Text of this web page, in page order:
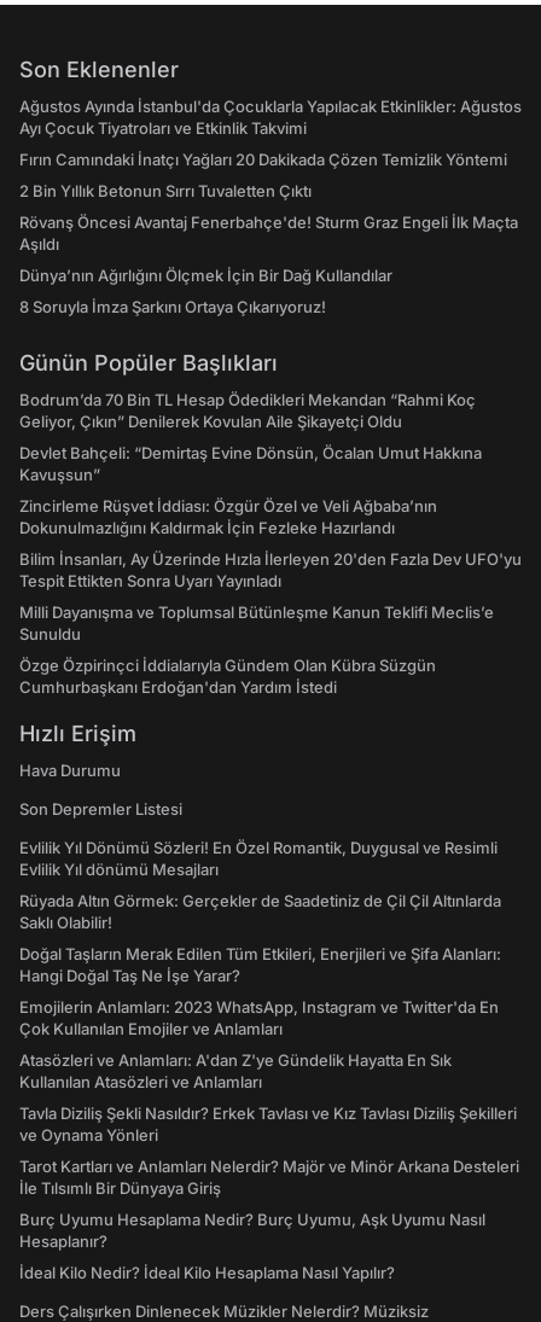
Son Eklenenler
Ağustos Ayında İstanbul'da Çocuklarla Yapılacak Etkinlikler: Ağustos
Ayı Çocuk Tiyatroları ve Etkinlik Takvimi
Fırın Camındaki İnatçı Yağları 20 Dakikada Çözen Temizlik Yöntemi
2 Bin Yıllık Betonun Sırrı Tuvaletten Çıktı
Rövanş Öncesi Avantaj Fenerbahçe'de! Sturm Graz Engeli İlk Maçta
Aşıldı
Dünya’nın Ağırlığını Ölçmek İçin Bir Dağ Kullandılar
8 Soruyla İmza Şarkını Ortaya Çıkarıyoruz!
Günün Popüler Başlıkları
Bodrum’da 70 Bin TL Hesap Ödedikleri Mekandan “Rahmi Koç
Geliyor, Çıkın” Denilerek Kovulan Aile Şikayetçi Oldu
Devlet Bahçeli: “Demirtaş Evine Dönsün, Öcalan Umut Hakkına
Kavuşsun”
Zincirleme Rüşvet İddiası: Özgür Özel ve Veli Ağbaba’nın
Dokunulmazlığını Kaldırmak İçin Fezleke Hazırlandı
Bilim İnsanları, Ay Üzerinde Hızla İlerleyen 20'den Fazla Dev UFO'yu
Tespit Ettikten Sonra Uyarı Yayınladı
Milli Dayanışma ve Toplumsal Bütünleşme Kanun Teklifi Meclis’e
Sunuldu
Özge Özpirinçci İddialarıyla Gündem Olan Kübra Süzgün
Cumhurbaşkanı Erdoğan'dan Yardım İstedi
Hızlı Erişim
Hava Durumu
Son Depremler Listesi
Evlilik Yıl Dönümü Sözleri! En Özel Romantik, Duygusal ve Resimli
Evlilik Yıl dönümü Mesajları
Rüyada Altın Görmek: Gerçekler de Saadetiniz de Çil Çil Altınlarda
Saklı Olabilir!
Doğal Taşların Merak Edilen Tüm Etkileri, Enerjileri ve Şifa Alanları:
Hangi Doğal Taş Ne İşe Yarar?
Emojilerin Anlamları: 2023 WhatsApp, Instagram ve Twitter'da En
Çok Kullanılan Emojiler ve Anlamları
Atasözleri ve Anlamları: A'dan Z'ye Gündelik Hayatta En Sık
Kullanılan Atasözleri ve Anlamları
Tavla Diziliş Şekli Nasıldır? Erkek Tavlası ve Kız Tavlası Diziliş Şekilleri
ve Oynama Yönleri
Tarot Kartları ve Anlamları Nelerdir? Majör ve Minör Arkana Desteleri
İle Tılsımlı Bir Dünyaya Giriş
Burç Uyumu Hesaplama Nedir? Burç Uyumu, Aşk Uyumu Nasıl
Hesaplanır?
İdeal Kilo Nedir? İdeal Kilo Hesaplama Nasıl Yapılır?
Ders Çalışırken Dinlenecek Müzikler Nelerdir? Müziksiz